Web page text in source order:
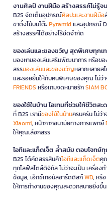
งานศิลป์ งานฝีมือ สร้างสรรค์ไม่รู้จบ
B2S จัดเต็มอุปกรณ์ศิลปะและงานฝีมือ
ขาตั้งไม้บนโต๊ะPyramidและอุปกรณ์
สร้างสรรค์ได้อย่างไร้ขีดจำกัด
ของเล่นและของขวัญ สุดพิเศษทุกเ
มองหาของเล่นเสริมพัฒนาการ หรือข
สรรของเล่นและของขวัญหลากหลายส
และรอยยิ้มให้กับคนพิเศษของคุณ ไม่ว่า
FRIENDS หรือเกมจดหมายรักSIAM
ของใช้ในบ้าน ไอเทมที่ช่วยให้ชีวิตส
ที่ B2S เรามีของใช้ในบ้านครบครัน ไม่ว่
Xiaomi, หน้ากากอนามัยทางการแพทย์
ให้คุณเลือกสรร
ไอทีและแก็ดเจ็ต ล้ำสมัย ตอบโจทย์
B2S ได้คัดสรรสินค้าไอทีและแก็ดเจ็ตคุ
ทุกไลฟ์สไตล์ดิจิทัล ไม่ว่าจะเป็น เครื่องท
ข้อมูล, เอ็กซ์เทอนัลฮาร์ดดิสก์WD, หรื
ให้การทำงานของคุณสะดวกสบายยิ่งขึ้น